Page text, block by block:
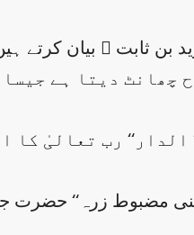
رب تعالیٰ کا
مضبوط زرہ‘‘